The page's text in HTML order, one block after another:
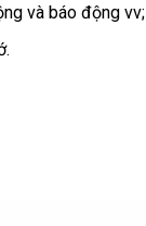
và báo động vv;